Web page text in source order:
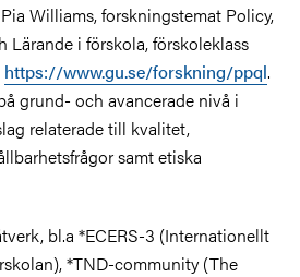
Williams, forskningstemat Policy,
Lärande i förskola, förskoleklass
https://www.gu.se/forskning/ppql.
grund- och avancerade nivå i
relaterade till kvalitet,
samt etiska
bl.a *ECERS-3 (Internationellt
*TND-community (The